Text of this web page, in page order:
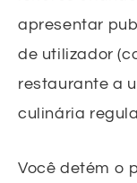
apresentar
de utilizador
restaurante a
culinária
Você detém o